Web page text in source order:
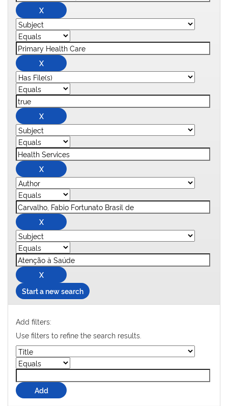
Start a new search
Add filters:
Use filters to refine the search results.